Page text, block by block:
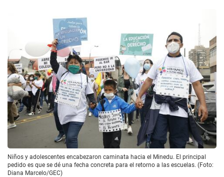
Niños y adolescentes encabezaron caminata hacia el Minedu. El principal
pedido es que se dé una fecha concreta para el retorno a las escuelas. (Foto:
Diana Marcelo/GEC)